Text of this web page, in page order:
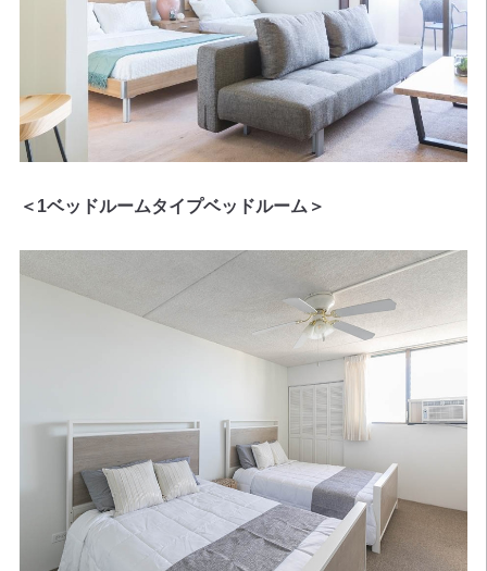
＜1ベッドルームタイプベッドルーム＞